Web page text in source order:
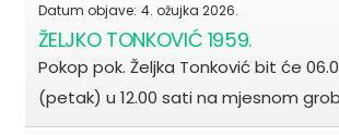
Datum objave: 4. ožujka 2026.
ŽELJKO TONKOVIĆ 1959.
Pokop pok. Željka Tonković bit će
(petak) u 12.00 sati na mjesnom